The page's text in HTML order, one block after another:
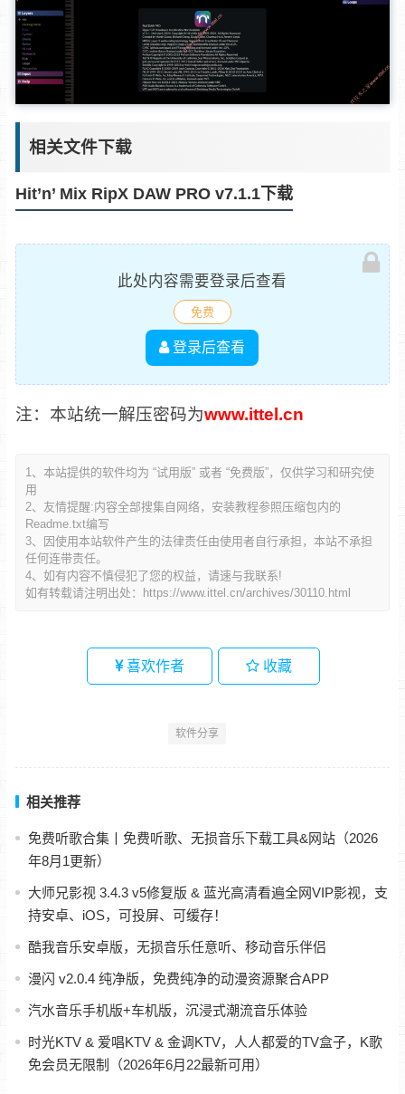
相关文件下载
Hit’n’ Mix RipX DAW PRO v7.1.1下载
此处内容需要登录后查看
免费
登录后查看
注：本站统一解压密码为www.ittel.cn
1、本站提供的软件均为 “试用版” 或者 “免费版”，仅供学习和研究使
用
2、友情提醒:内容全部搜集自网络，安装教程参照压缩包内的
Readme.txt编写
3、因使用本站软件产生的法律责任由使用者自行承担，本站不承担
任何连带责任。
4、如有内容不慎侵犯了您的权益，请速与我联系!
如有转载请注明出处：
https://www.ittel.cn/archives/30110.html
喜欢作者 收藏
软件分享
相关推荐
免费听歌合集丨免费听歌、无损音乐下载工具&网站（2026
年8月1更新）
大师兄影视 3.4.3 v5修复版 & 蓝光高清看遍全网VIP影视，支
持安卓、iOS，可投屏、可缓存！
酷我音乐安卓版，无损音乐任意听、移动音乐伴侣
漫闪 v2.0.4 纯净版，免费纯净的动漫资源聚合APP
汽水音乐手机版+车机版，沉浸式潮流音乐体验
时光KTV & 爱唱KTV & 金调KTV，人人都爱的TV盒子，K歌
免会员无限制（2026年6月22最新可用）